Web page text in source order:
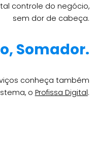
controle do negócio,
sem dor de cabeça.
Somador.
conheça também
o Profissa Digital.